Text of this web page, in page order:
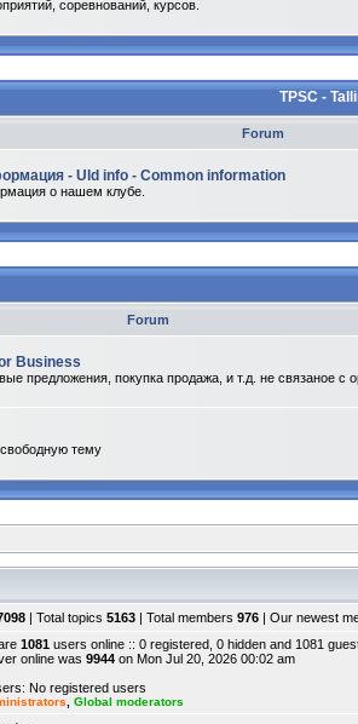
соревнований, курсов.
TPSC -
Forum
- Uld info - Common information
о нашем клубе.
Forum
Business
предложения, покупка продажа, и т.д. не связаное с
тему
| Total topics 5163 | Total members 976 | Our newest
1081 users online :: 0 registered, 0 hidden and 1081
online was 9944 on Mon Jul 20, 2026 00:02 am
No registered users
Global moderators